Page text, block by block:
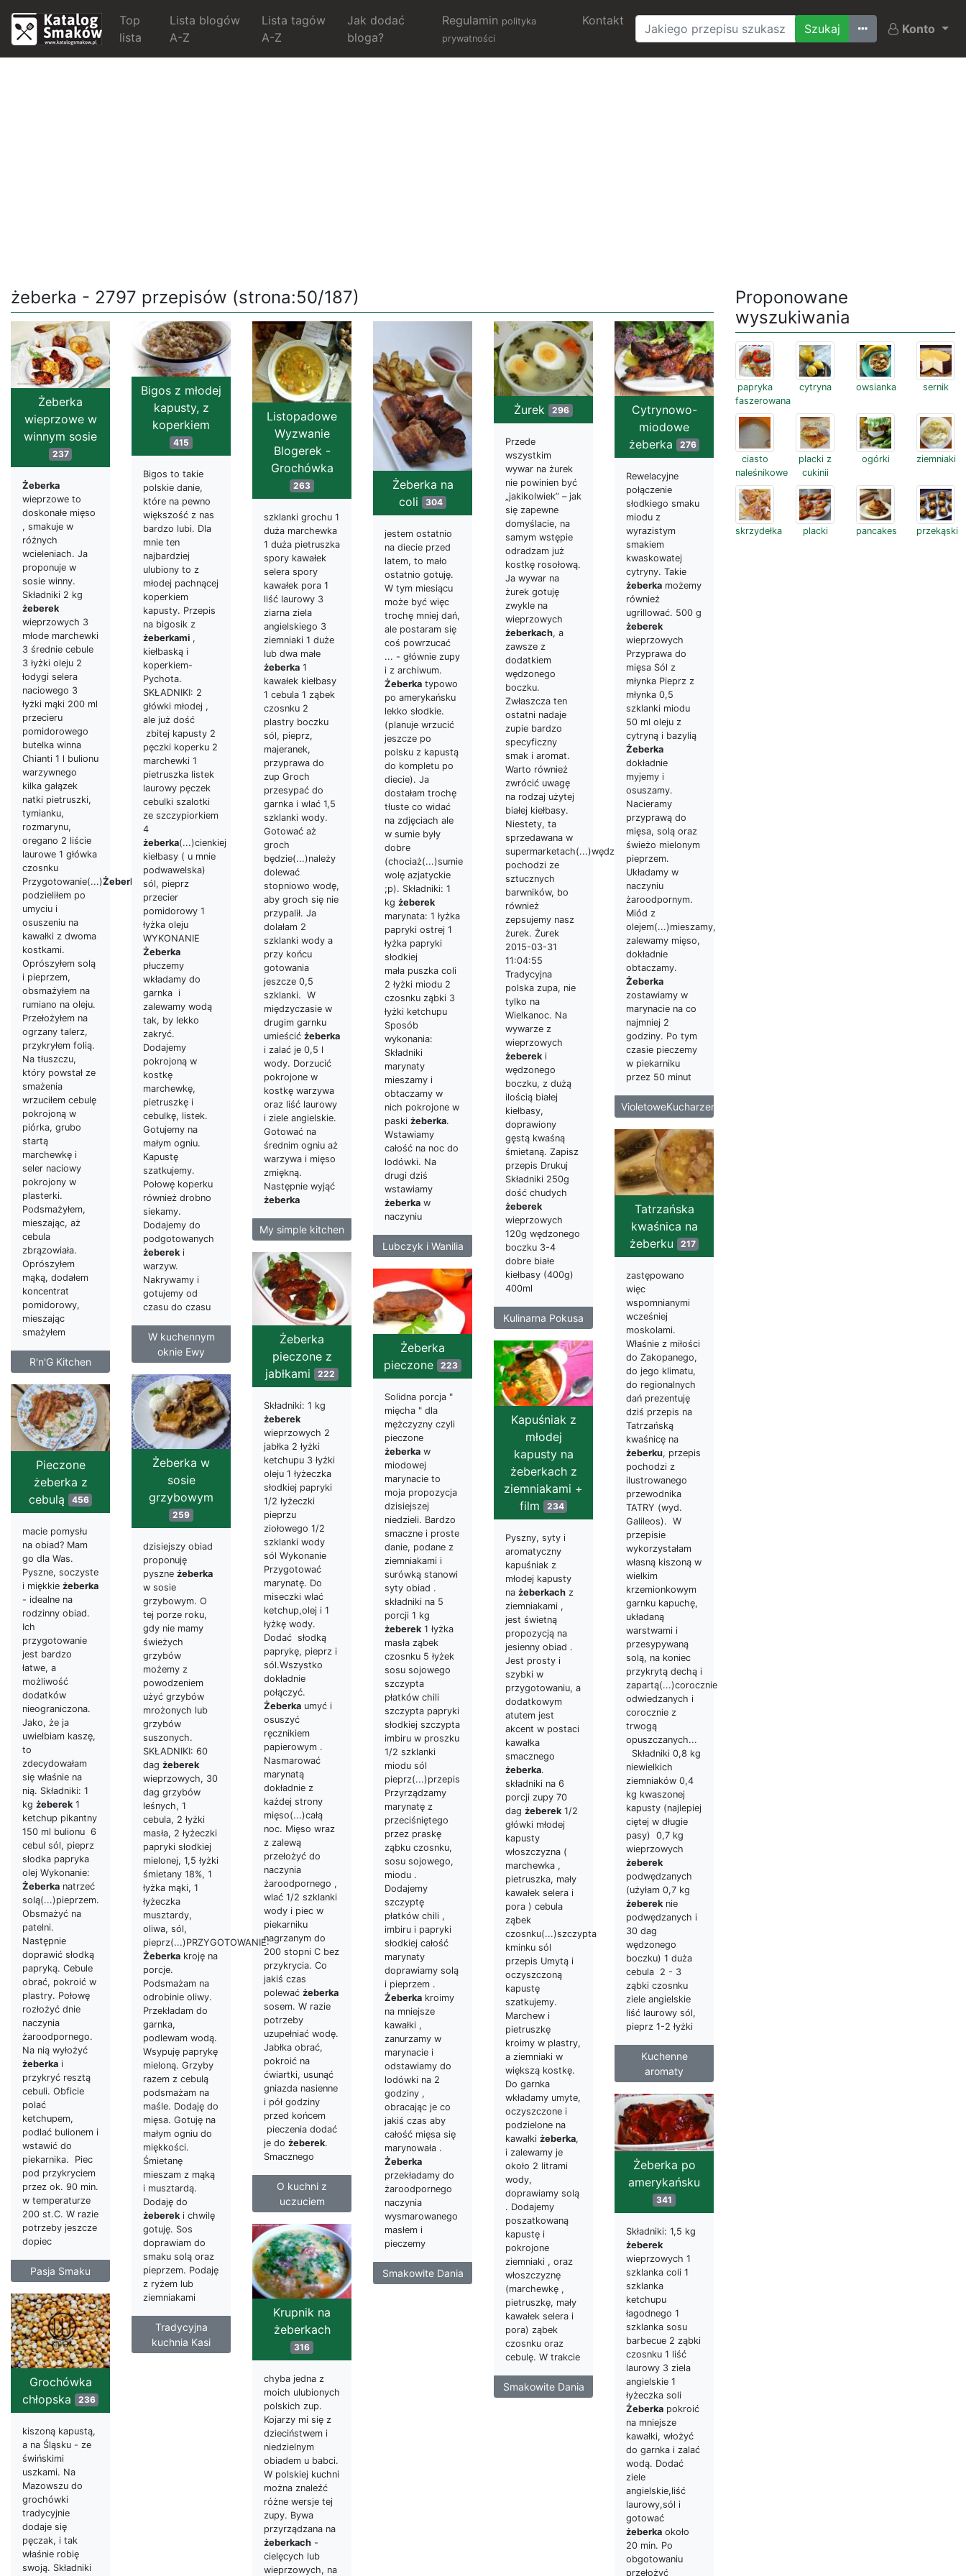
Top
lista
Lista blogów
A-Z
Lista tagów
A-Z
Jak dodać
bloga?
Regulamin polityka
prywatności
Kontakt
Ostatnio szukane
Konto
żeberka - 2797 przepisów (strona:50/187)
Żeberka
wieprzowe w
winnym sosie
237
Żeberka
wieprzowe to
doskonałe mięso
, smakuje w
różnych
wcieleniach. Ja
proponuje w
sosie winny.
Składniki 2 kg
żeberek
wieprzowych 3
młode marchewki
3 średnie cebule
3 łyżki oleju 2
łodygi selera
naciowego 3
łyżki mąki 200 ml
przecieru
pomidorowego
butelka winna
Chianti 1 l bulionu
warzywnego
kilka gałązek
natki pietruszki,
tymianku,
rozmarynu,
oregano 2 liście
laurowe 1 główka
czosnku
Przygotowanie(...)Żeberka
podzieliłem po
umyciu i
osuszeniu na
kawałki z dwoma
kostkami.
Oprószyłem solą
i pieprzem,
obsmażyłem na
rumiano na oleju.
Przełożyłem na
ogrzany talerz,
przykryłem folią.
Na tłuszczu,
który powstał ze
smażenia
wrzuciłem cebulę
pokrojoną w
piórka, grubo
startą
marchewkę i
seler naciowy
pokrojony w
plasterki.
Podsmażyłem,
mieszając, aż
cebula
zbrązowiała.
Oprószyłem
mąką, dodałem
koncentrat
pomidorowy,
mieszając
smażyłem
R'n'G Kitchen
Bigos z młodej
kapusty, z
koperkiem
415
Bigos to takie
polskie danie,
które na pewno
większość z nas
bardzo lubi. Dla
mnie ten
najbardziej
ulubiony to z
młodej pachnącej
koperkiem
kapusty. Przepis
na bigosik z
żeberkami ,
kiełbaską i
koperkiem-
Pychota.
SKŁADNIKI: 2
główki młodej ,
ale już dość
zbitej kapusty 2
pęczki koperku 2
marchewki 1
pietruszka listek
laurowy pęczek
cebulki szalotki
ze szczypiorkiem
4
żeberka(...)cienkiej
kiełbasy ( u mnie
podwawelska)
sól, pieprz
przecier
pomidorowy 1
łyżka oleju
WYKONANIE
Żeberka
płuczemy
wkładamy do
garnka i
zalewamy wodą
tak, by lekko
zakryć.
Dodajemy
pokrojoną w
kostkę
marchewkę,
pietruszkę i
cebulkę, listek.
Gotujemy na
małym ogniu.
Kapustę
szatkujemy.
Połowę koperku
również drobno
siekamy.
Dodajemy do
podgotowanych
żebereki
warzyw.
Nakrywamy i
gotujemy od
czasu do czasu
W kuchennym
oknie Ewy
Listopadowe
Wyzwanie
Blogerek -
Grochówka
263
szklanki grochu 1
duża marchewka
1 duża pietruszka
spory kawałek
selera spory
kawałek pora 1
liść laurowy 3
ziarna ziela
angielskiego 3
ziemniaki 1 duże
lub dwa małe
żeberka 1
kawałek kiełbasy
1 cebula 1 ząbek
czosnku 2
plastry boczku
sól, pieprz,
majeranek,
przyprawa do
zup Groch
przesypać do
garnka i wlać 1,5
szklanki wody.
Gotować aż
groch
będzie(...)należy
dolewać
stopniowo wodę,
aby groch się nie
przypalił. Ja
dolałam 2
szklanki wody a
przy końcu
gotowania
jeszcze 0,5
szklanki. W
międzyczasie w
drugim garnku
umieścić żeberka
i zalać je 0,5 l
wody. Dorzucić
pokrojone w
kostkę warzywa
oraz liść laurowy
i ziele angielskie.
Gotować na
średnim ogniu aż
warzywa i mięso
zmiękną.
Następnie wyjąć
żeberka
My simple kitchen
Żeberka na
coli 304
jestem ostatnio
na diecie przed
latem, to mało
ostatnio gotuję.
W tym miesiącu
może być więc
trochę mniej dań,
ale postaram się
coś powrzucać
... - głównie zupy
i z archiwum.
Żeberka typowo
po amerykańsku
lekko słodkie.
(planuje wrzucić
jeszcze po
polsku z kapustą
do kompletu po
diecie). Ja
dostałam trochę
tłuste co widać
na zdjęciach ale
w sumie były
dobre
(chociaż(...)sumie
wolę azjatyckie
;p). Składniki: 1
kg żeberek
marynata: 1 łyżka
papryki ostrej 1
łyżka papryki
słodkiej
mała puszka coli
2 łyżki miodu 2
czosnku ząbki 3
łyżki ketchupu
Sposób
wykonania:
Składniki
marynaty
mieszamy i
obtaczamy w
nich pokrojone w
paski żeberka.
Wstawiamy
całość na noc do
lodówki. Na
drugi dziś
wstawiamy
żeberka w
naczyniu
Lubczyk i Wanilia
Żurek 296
Przede
wszystkim
wywar na żurek
nie powinien być
„jakikolwiek” – jak
się zapewne
domyślacie, na
samym wstępie
odradzam już
kostkę rosołową.
Ja wywar na
żurek gotuję
zwykle na
wieprzowych
żeberkach, a
zawsze z
dodatkiem
wędzonego
boczku.
Zwłaszcza ten
ostatni nadaje
zupie bardzo
specyficzny
smak i aromat.
Warto również
zwrócić uwagę
na rodzaj użytej
białej kiełbasy.
Niestety, ta
sprzedawana w
supermarketach(...)wędzenia
pochodzi ze
sztucznych
barwników, bo
również
zepsujemy nasz
żurek. Żurek
2015-03-31
11:04:55
Tradycyjna
polska zupa, nie
tylko na
Wielkanoc. Na
wywarze z
wieprzowych
żeberek i
wędzonego
boczku, z dużą
ilością białej
kiełbasy,
doprawiony
gęstą kwaśną
śmietaną. Zapisz
przepis Drukuj
Składniki 250g
dość chudych
żeberek
wieprzowych
120g wędzonego
boczku 3-4
dobre białe
kiełbasy (400g)
400ml
Kulinarna Pokusa
Cytrynowo-
miodowe
żeberka
276
Rewelacyjne
połączenie
słodkiego smaku
miodu z
wyrazistym
smakiem
kwaskowatej
cytryny. Takie
żeberka możemy
również
ugrillować. 500 g
żeberek
wieprzowych
Przyprawa do
mięsa Sól z
młynka Pieprz z
młynka 0,5
szklanki miodu
50 ml oleju z
cytryną i bazylią
Żeberka
dokładnie
myjemy i
osuszamy.
Nacieramy
przyprawą do
mięsa, solą oraz
świeżo mielonym
pieprzem.
Układamy w
naczyniu
żaroodpornym.
Miód z
olejem(...)mieszamy,
zalewamy mięso,
dokładnie
obtaczamy.
Żeberka
zostawiamy w
marynacie na co
najmniej 2
godziny. Po tym
czasie pieczemy
w piekarniku
przez 50 minut
VioletoweKucharzenie
Tatrzańska
kwaśnica na
żeberku
217
zastępowano
więc
wspomnianymi
wcześniej
moskolami.
Właśnie z miłości
do Zakopanego,
do jego klimatu,
do regionalnych
dań prezentuję
dziś przepis na
Tatrzańską
kwaśnicę na
żeberku, przepis
pochodzi z
ilustrowanego
przewodnika
TATRY (wyd.
Galileos). W
przepisie
wykorzystałam
własną kiszoną w
wielkim
krzemionkowym
garnku kapuchę,
układaną
warstwami i
przesypywaną
solą, na koniec
przykrytą dechą i
zapartą(...)corocznie
odwiedzanych i
corocznie z
trwogą
opuszczanych...
Składniki 0,8 kg
niewielkich
ziemniaków 0,4
kg kwaszonej
kapusty (najlepiej
ciętej w długie
pasy) 0,7 kg
wieprzowych
żeberek
podwędzanych
(użyłam 0,7 kg
żeberek nie
podwędzanych i
30 dag
wędzonego
boczku) 1 duża
cebula 2 - 3
ząbki czosnku
ziele angielskie
liść laurowy sól,
pieprz 1-2 łyżki
Kuchenne
aromaty
Żeberka
pieczone z
jabłkami 222
Składniki: 1 kg
żeberek
wieprzowych 2
jabłka 2 łyżki
ketchupu 3 łyżki
oleju 1 łyżeczka
słodkiej papryki
1/2 łyżeczki
pieprzu
ziołowego 1/2
szklanki wody
sól Wykonanie
Przygotować
marynatę. Do
miseczki wlać
ketchup,olej i 1
łyżkę wody.
Dodać słodką
paprykę, pieprz i
sól.Wszystko
dokładnie
połączyć.
Żeberka umyć i
osuszyć
ręcznikiem
papierowym .
Nasmarować
marynatą
dokładnie z
każdej strony
mięso(...)całą
noc. Mięso wraz
z zalewą
przełożyć do
naczynia
żaroodpornego ,
wlać 1/2 szklanki
wody i piec w
piekarniku
nagrzanym do
200 stopni C bez
przykrycia. Co
jakiś czas
polewać żeberka
sosem. W razie
potrzeby
uzupełniać wodę.
Jabłka obrać,
pokroić na
ćwiartki, usunąć
gniazda nasienne
i pół godziny
przed końcem
pieczenia dodać
je do żeberek.
Smacznego
O kuchni z
uczuciem
Żeberka
pieczone 223
Solidna porcja "
mięcha " dla
mężczyzny czyli
pieczone
żeberka w
miodowej
marynacie to
moja propozycja
dzisiejszej
niedzieli. Bardzo
smaczne i proste
danie, podane z
ziemniakami i
surówką stanowi
syty obiad .
składniki na 5
porcji 1 kg
żeberek 1 łyżka
masła ząbek
czosnku 5 łyżek
sosu sojowego
szczypta
płatków chili
szczypta papryki
słodkiej szczypta
imbiru w proszku
1/2 szklanki
miodu sól
pieprz(...)przepis
Przyrządzamy
marynatę z
przeciśniętego
przez praskę
ząbku czosnku,
sosu sojowego,
miodu .
Dodajemy
szczyptę
płatków chili ,
imbiru i papryki
słodkiej całość
marynaty
doprawiamy solą
i pieprzem .
Żeberka kroimy
na mniejsze
kawałki ,
zanurzamy w
marynacie i
odstawiamy do
lodówki na 2
godziny ,
obracając je co
jakiś czas aby
całość mięsa się
marynowała .
Żeberka
przekładamy do
żaroodpornego
naczynia
wysmarowanego
masłem i
pieczemy
Smakowite Dania
Kapuśniak z
młodej
kapusty na
żeberkach z
ziemniakami +
film
234
Pyszny, syty i
aromatyczny
kapuśniak z
młodej kapusty
na żeberkach z
ziemniakami ,
jest świetną
propozycją na
jesienny obiad .
Jest prosty i
szybki w
przygotowaniu, a
dodatkowym
atutem jest
akcent w postaci
kawałka
smacznego
żeberka.
składniki na 6
porcji zupy 70
dag żeberek1/2
główki młodej
kapusty
włoszczyzna (
marchewka ,
pietruszka, mały
kawałek selera i
pora ) cebula
ząbek
czosnku(...)szczypta
kminku sól
przepis Umytą i
oczyszczoną
kapustę
szatkujemy.
Marchew i
pietruszkę
kroimy w plastry,
a ziemniaki w
większą kostkę.
Do garnka
wkładamy umyte,
oczyszczone i
podzielone na
kawałki żeberka,
i zalewamy je
około 2 litrami
wody,
doprawiamy solą
. Dodajemy
poszatkowaną
kapustę i
pokrojone
ziemniaki , oraz
włoszczyznę
(marchewkę ,
pietruszkę, mały
kawałek selera i
pora) ząbek
czosnku oraz
cebulę. W trakcie
Smakowite Dania
Żeberka w
sosie
grzybowym
259
dzisiejszy obiad
proponuję
pyszne żeberka
w sosie
grzybowym. O
tej porze roku,
gdy nie mamy
świeżych
grzybów
możemy z
powodzeniem
użyć grzybów
mrożonych lub
grzybów
suszonych.
SKŁADNIKI: 60
dag żeberek
wieprzowych, 30
dag grzybów
leśnych, 1
cebula, 2 łyżki
masła, 2 łyżeczki
papryki słodkiej
mielonej, 1,5 łyżki
śmietany 18%, 1
łyżka mąki, 1
łyżeczka
musztardy,
oliwa, sól,
pieprz(...)PRZYGOTOWANIE:
Żeberka kroję na
porcje.
Podsmażam na
odrobinie oliwy.
Przekładam do
garnka,
podlewam wodą.
Wsypuję paprykę
mieloną. Grzyby
razem z cebulą
podsmażam na
maśle. Dodaję do
mięsa. Gotuję na
małym ogniu do
miękkości.
Śmietanę
mieszam z mąką
i musztardą.
Dodaję do
żebereki chwilę
gotuję. Sos
doprawiam do
smaku solą oraz
pieprzem. Podaję
z ryżem lub
ziemniakami
Tradycyjna
kuchnia Kasi
Pieczone
żeberka z
cebulą
456
macie pomysłu
na obiad? Mam
go dla Was.
Pyszne, soczyste
i miękkie żeberka
- idealne na
rodzinny obiad.
Ich
przygotowanie
jest bardzo
łatwe, a
możliwość
dodatków
nieograniczona.
Jako, że ja
uwielbiam kaszę,
to
zdecydowałam
się właśnie na
nią. Składniki: 1
kg żeberek 1
ketchup pikantny
150 ml bulionu 6
cebul sól, pieprz
słodka papryka
olej Wykonanie:
Żeberka natrzeć
solą(...)pieprzem.
Obsmażyć na
patelni.
Następnie
doprawić słodką
papryką. Cebule
obrać, pokroić w
plastry. Połowę
rozłożyć dnie
naczynia
żaroodpornego.
Na nią wyłożyć
żeberka i
przykryć resztą
cebuli. Obficie
polać
ketchupem,
podlać bulionem i
wstawić do
piekarnika. Piec
pod przykryciem
przez ok. 90 min.
w temperaturze
200 st.C. W razie
potrzeby jeszcze
dopiec
Pasja Smaku
Żeberka po
amerykańsku
341
Składniki: 1,5 kg
żeberek
wieprzowych 1
szklanka coli 1
szklanka
ketchupu
łagodnego 1
szklanka sosu
barbecue 2 ząbki
czosnku 1 liść
laurowy 3 ziela
angielskie 1
łyżeczka soli
Żeberka pokroić
na mniejsze
kawałki, włożyć
do garnka i zalać
wodą. Dodać
ziele
angielskie,liść
laurowy,sól i
gotować
żeberka około
20 min. Po
obgotowaniu
przełożyć
Krupnik na
żeberkach
316
chyba jedna z
moich ulubionych
polskich zup.
Kojarzy mi się z
dzieciństwem i
niedzielnym
obiadem u babci.
W polskiej kuchni
można znaleźć
różne wersje tej
zupy. Bywa
przyrządzana na
żeberkach -
cielęcych lub
wieprzowych, na
Grochówka
chłopska
236
kiszoną kapustą,
a na Śląsku - ze
świńskimi
uszkami. Na
Mazowszu do
grochówki
tradycyjnie
dodaje się
pęczak, i tak
właśnie robię
swoją. Składniki
Proponowane
wyszukiwania
papryka
faszerowana
cytryna owsianka sernik
ciasto
naleśnikowe
placki z
cukinii
ogórki ziemniaki
skrzydełka placki pancakes przekąski